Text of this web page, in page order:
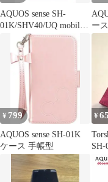
AQUOS sense SH-
01K/SHV40/UQ mobile
手帳型
ー
ボ
マ
カ
プ
料
¥ 799
AQUOS sense SH-01K
ケース 手帳型
¥
SH-
さ